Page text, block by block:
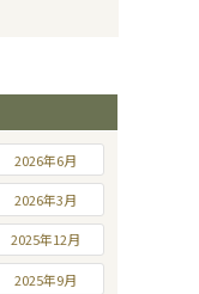
2026年6月
2026年3月
2025年12月
2025年9月